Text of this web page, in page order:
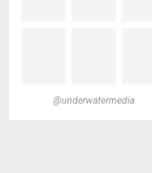
@underwatermedia